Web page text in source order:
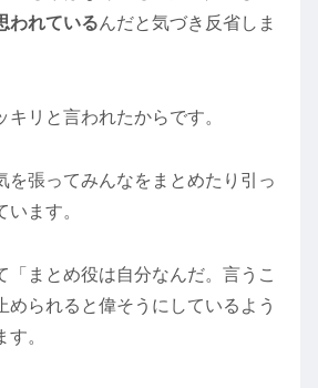
われているんだと気づき反省しま
キリと言われたからです。
を張ってみんなをまとめたり引っ
ます。
「まとめ役は自分なんだ。言うこ
められると偉そうにしているよう
。